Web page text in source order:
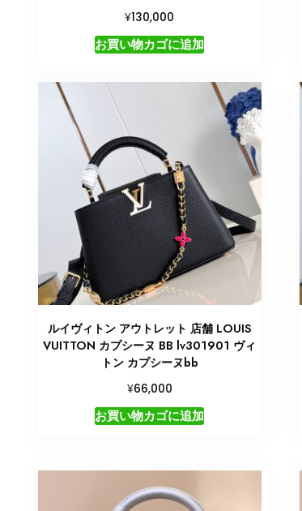
¥130,000
お買い物カゴに追加
ルイヴィトン アウトレット 店舗 LOUIS
VUITTON カプシーヌ BB lv301901 ヴィ
トン カプシーヌbb
¥66,000
お買い物カゴに追加